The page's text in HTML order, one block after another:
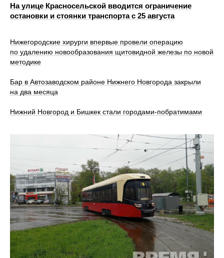
На улице Красносельской вводится ограничение
остановки и стоянки транспорта с 25 августа
Нижегородские хирурги впервые провели операцию
по удалению новообразования щитовидной железы по новой
методике
Бар в Автозаводском районе Нижнего Новгорода закрыли
на два месяца
Нижний Новгород и Бишкек стали городами-побратимами